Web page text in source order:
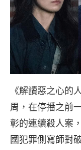
《解讀惡之心的
周，在停播之前
彰的連續殺人案
國犯罪側寫師對